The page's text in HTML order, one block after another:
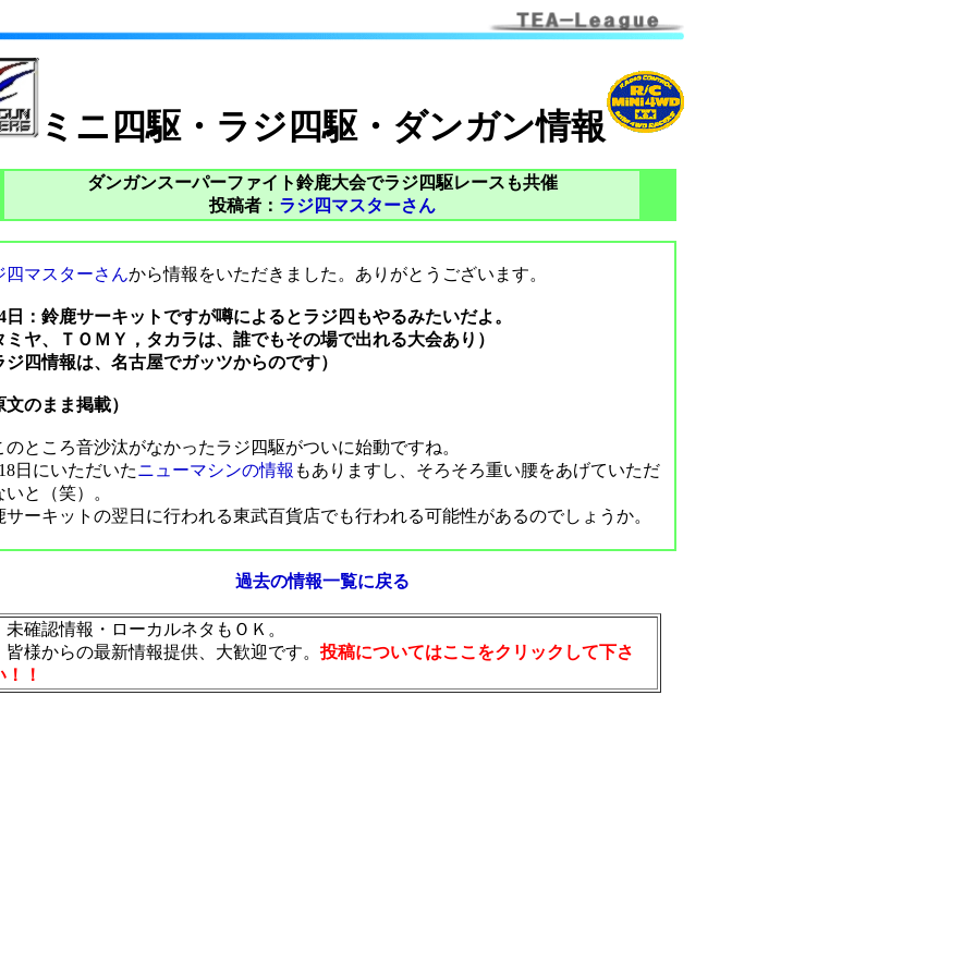
ミニ四駆・ラジ四駆・ダンガン情報
ダンガンスーパーファイト鈴鹿大会でラジ四駆レースも共催
投稿者： ラジ四マスターさん
四マスターさんから情報をいただきました。ありがとうございます。
日：鈴鹿サーキットですが噂によるとラジ四もやるみたいだよ。
ミヤ、ＴＯＭＹ，タカラは、誰でもその場で出れる大会あり）
ジ四情報は、名古屋でガッツからのです）
文のまま掲載）
のところ音沙汰がなかったラジ四駆がついに始動ですね。
日にいただいたニューマシンの情報 もありますし、そろそろ重い腰をあげていただ
いと（笑）。
サーキットの翌日に行われる東武百貨店でも行われる可能性があるのでしょうか。
過去の情報一覧に戻る
未確認情報・ローカルネタもＯＫ。
皆様からの最新情報提供、大歓迎です。投稿についてはここをクリックして下さ
！！